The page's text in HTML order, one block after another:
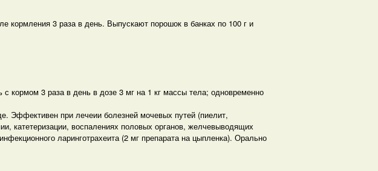
кормления 3 раза в день. Выпускают порошок в банках по 100 г и
кормом 3 раза в день в дозе 3 мг на 1 кг массы тела; одновременно
Эффективен при лечеии болезней мочевых путей (пиелит,
катетериза­ции, воспалениях половых органов, желчевыводящих
ларинготрахеита (2 мг препарата на цыпленка). Ораль­но